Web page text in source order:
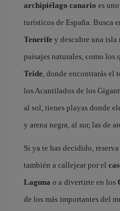
archipiélago canario es
turísticos de España. Busca
Tenerife y descubre una
paisajes naturales, como los
Teide, donde encontrarás el
los Acantilados de los
al sol, tienes playas donde
y arena negra, al sur, las de
Si ya te has decidido,
también a callejear por el
Laguna o a divertirte en los
de los más importantes del